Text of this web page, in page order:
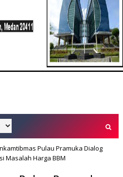
Pulau Pramuka Dialog
Masalah Harga BBM